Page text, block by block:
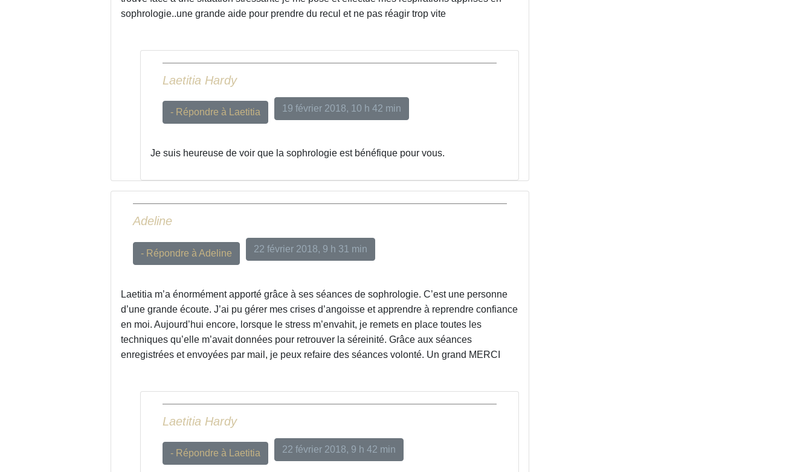
sophrologie..une grande aide pour prendre du recul et ne pas réagir trop vite
Laetitia Hardy
19 février 2018, 10 h 42 min
- Répondre à Laetitia
Je suis heureuse de voir que la sophrologie est bénéfique pour vous.
Adeline
22 février 2018, 9 h 31 min
- Répondre à Adeline
Laetitia m’a énormément apporté grâce à ses séances de sophrologie. C’est une personne
d’une grande écoute. J’ai pu gérer mes crises d’angoisse et apprendre à reprendre confiance
en moi. Aujourd’hui encore, lorsque le stress m’envahit, je remets en place toutes les
techniques qu’elle m’avait données pour retrouver la séreinité. Grâce aux séances
enregistrées et envoyées par mail, je peux refaire des séances volonté. Un grand MERCI
Laetitia Hardy
22 février 2018, 9 h 42 min
- Répondre à Laetitia